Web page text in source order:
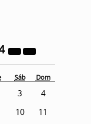
Sáb Dom
3
4
10
11